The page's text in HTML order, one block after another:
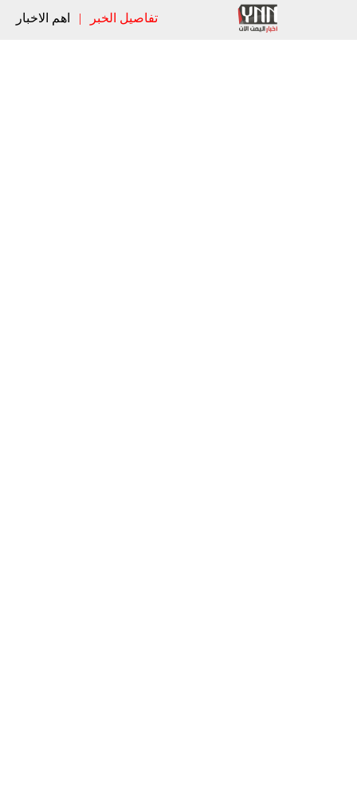
تفاصيل الخبر | اهم الاخبار